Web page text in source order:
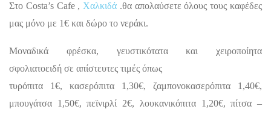
Στο Costa’s Cafe , Χαλκιδά .θα απολαύσετε όλους τους καφέδες
μας μόνο με 1€ και δώρο το νεράκι.
Μοναδικά φρέσκα, γευστικότατα και χειροποίητα
σφολιατοειδή σε απίστευτες τιμές όπως
τυρόπιτα 1€, κασερόπιτα 1,30€, ζαμπονοκασερόπιτα 1,40€,
μπουγάτσα 1,50€, πεϊνιρλί 2€, λουκανικόπιτα 1,20€, πίτσα –